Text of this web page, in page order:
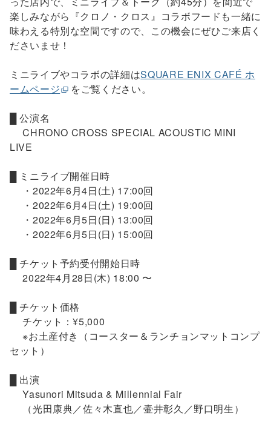
楽しみながら『クロノ・クロス』コラボフードも一緒に
味わえる特別な空間ですので、この機会にぜひご来店く
ださいませ！
ミニライブやコラボの詳細はSQUARE ENIX CAFÉ ホ
ームページ
をご覧ください。
█ 公演名
CHRONO CROSS SPECIAL ACOUSTIC MINI
LIVE
█ ミニライブ開催日時
・2022年6月4日(土) 17:00回
・2022年6月4日(土) 19:00回
・2022年6月5日(日) 13:00回
・2022年6月5日(日) 15:00回
█ チケット予約受付開始日時
2022年4月28日(木) 18:00 〜
█ チケット価格
チケット：¥5,000
※お土産付き（コースター＆ランチョンマットコンプ
セット）
█ 出演
Yasunori Mitsuda & Millennial Fair
（光田康典／佐々木直也／壷井彰久／野口明生）